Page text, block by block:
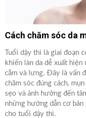
Cách chăm sóc da
Tuổi dậy thì là giai đoạn
khiến làn da dễ xuất
cằm và lưng. Đây là vấn
chăm sóc đúng cách,
sẹo và ảnh hưởng đến
những hướng dẫn cơ bản
cho tuổi dậy thì.